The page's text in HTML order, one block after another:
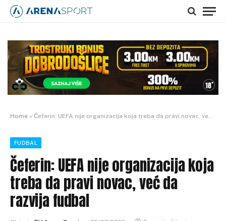
Home » Čeferin: UEFA nije organizacija koja treba da pravi novac, već da razvija fudbal
FUDBAL
Čeferin: UEFA nije organizacija koja
treba da pravi novac, već da
razvija fudbal